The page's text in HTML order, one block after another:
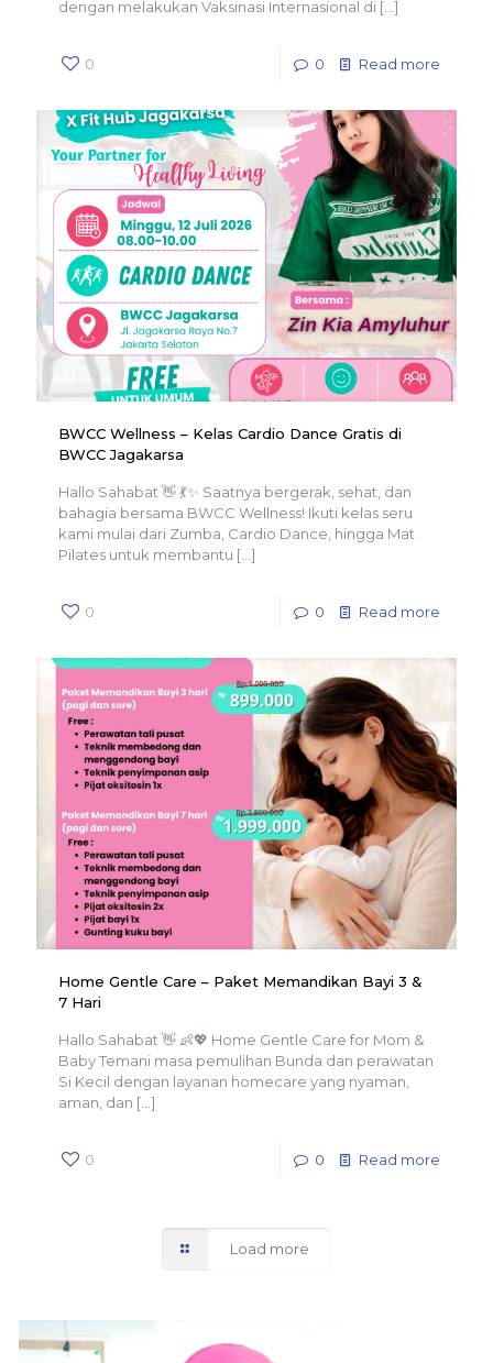
dengan melakukan Vaksinasi Internasional di […]
0 0 Read more
BWCC Wellness – Kelas Cardio Dance Gratis di
BWCC Jagakarsa
Hallo Sahabat 👋 💃✨ Saatnya bergerak, sehat, dan
bahagia bersama BWCC Wellness! Ikuti kelas seru
kami mulai dari Zumba, Cardio Dance, hingga Mat
Pilates untuk membantu […]
0 0 Read more
Home Gentle Care – Paket Memandikan Bayi 3 &
7 Hari
Hallo Sahabat 👋 👶💖 Home Gentle Care for Mom &
Baby Temani masa pemulihan Bunda dan perawatan
Si Kecil dengan layanan homecare yang nyaman,
aman, dan […]
0 0 Read more
Load more